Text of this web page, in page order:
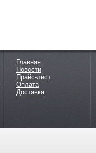
Главная
Новости
Прайс-лист
Оплата
Доставка